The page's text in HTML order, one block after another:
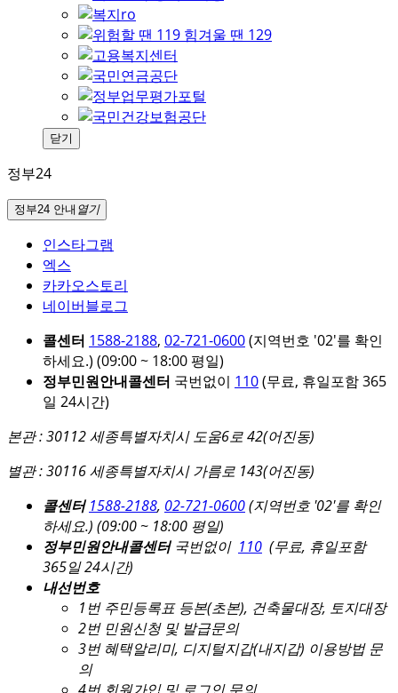
닫기
정부24
정부24 안내 열기
인스타그램
엑스
카카오스토리
네이버블로그
콜센터 1588-2188, 02-721-0600(지역번호 '02'를 확인
하세요.) (09:00 ~ 18:00 평일)
정부민원안내콜센터 국번없이 110(무료, 휴일포함 365
일 24시간)
본관 : 30112 세종특별자치시 도움6로 42(어진동)
별관 : 30116 세종특별자치시 가름로 143(어진동)
콜센터 1588-2188, 02-721-0600(지역번호 '02'를 확인
하세요.) (09:00 ~ 18:00 평일)
정부민원안내콜센터국번없이 110 (무료, 휴일포함
365일 24시간)
내선번호
1번 주민등록표 등본(초본), 건축물대장, 토지대장
2번 민원신청 및 발급문의
3번 혜택알리미, 디지털지갑(내지갑) 이용방법 문
의